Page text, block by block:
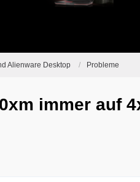
Alienware Desktop Probleme
immer auf